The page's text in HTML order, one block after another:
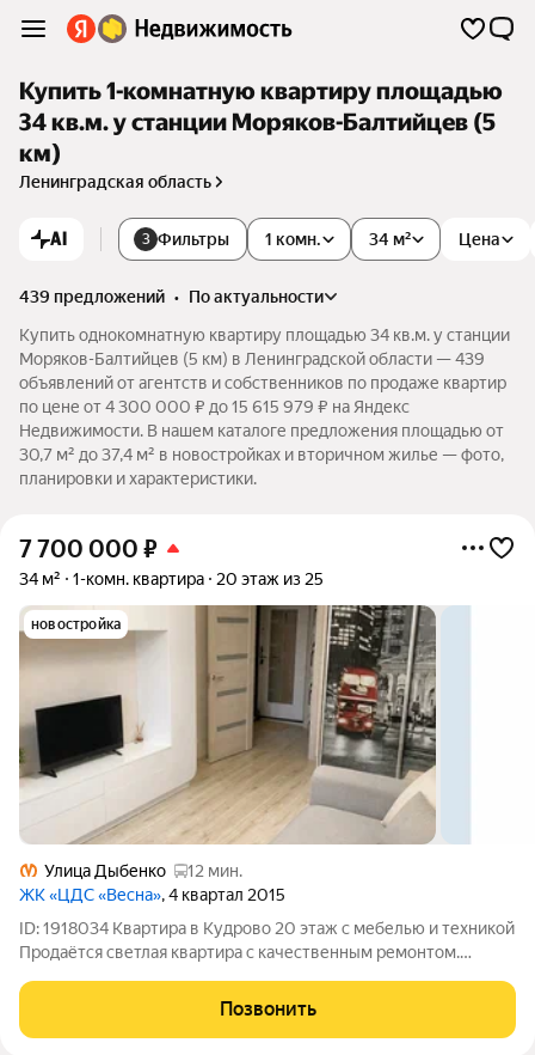
Купить 1-комнатную квартиру площадью
34 кв.м. у станции Моряков-Балтийцев (5
км)
Ленинградская область
AI 3 Фильтры 1 комн. Цена
34 м²
439 предложений •
по актуальности
Купить однокомнатную квартиру площадью 34 кв.м. у станции
Моряков-Балтийцев (5 км) в Ленинградской области — 439
объявлений от агентств и собственников по продаже квартир
по цене от 4 300 000 ₽ до 15 615 979 ₽ на Яндекс
Недвижимости. В нашем каталоге предложения площадью от
30,7 м² до 37,4 м² в новостройках и вторичном жилье — фото,
планировки и характеристики.
7 700 000 ₽
34 м² 1-комн. квартира 20 этаж из 25
новостройка
Улица Дыбенко
12 мин.
ЖК «ЦДС «Весна», 4 квартал 2015
ID: 1918034 Квартира в Кудрово 20 этаж с мебелью и техникой
Продаётся светлая квартира с качественным ремонтом.
Полностью укомплектована: мебель бытовая техника формат
«заезжай и живи»
Позвонить